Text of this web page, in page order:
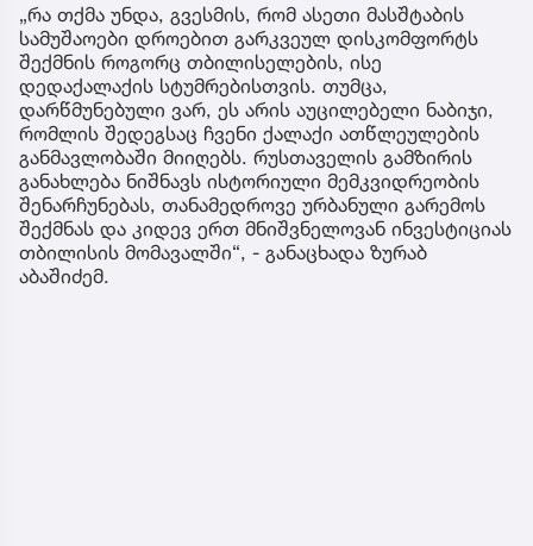
„რა თქმა უნდა, გვესმის, რომ ასეთი მასშტაბის
სამუშაოები დროებით გარკვეულ დისკომფორტს
შექმნის როგორც თბილისელების, ისე
დედაქალაქის სტუმრებისთვის. თუმცა,
დარწმუნებული ვარ, ეს არის აუცილებელი ნაბიჯი,
რომლის შედეგსაც ჩვენი ქალაქი ათწლეულების
განმავლობაში მიიღებს. რუსთაველის გამზირის
განახლება ნიშნავს ისტორიული მემკვიდრეობის
შენარჩუნებას, თანამედროვე ურბანული გარემოს
შექმნას და კიდევ ერთ მნიშვნელოვან ინვესტიციას
თბილისის მომავალში“, - განაცხადა ზურაბ
აბაშიძემ.